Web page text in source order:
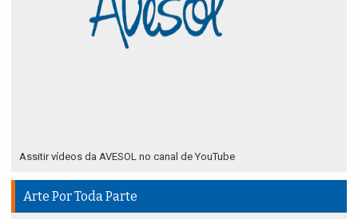
Assitir vídeos da AVESOL no canal de YouTube
Arte Por Toda Parte